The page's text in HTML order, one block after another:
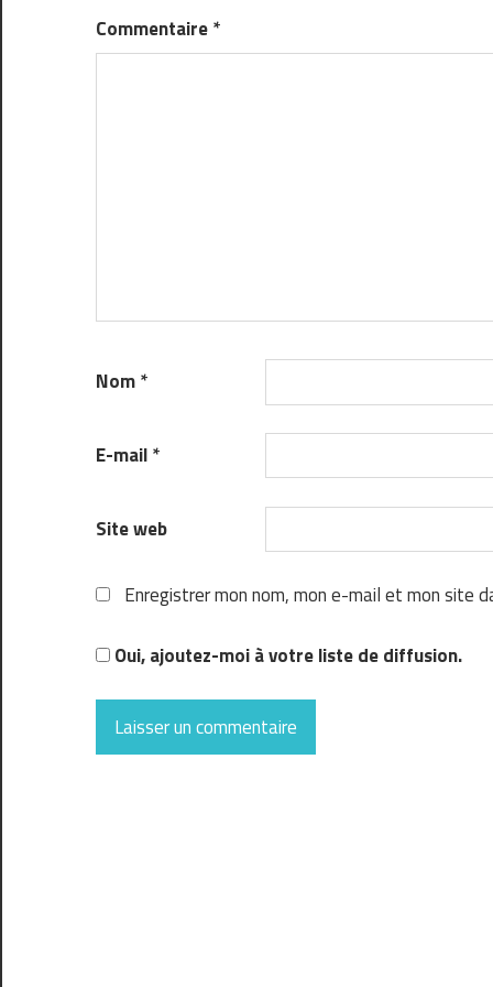
Commentaire*
Nom*
E-mail*
Site web
Enregistrer mon nom, mon e-mail et mon site
Oui, ajoutez-moi à votre liste de diffusion.